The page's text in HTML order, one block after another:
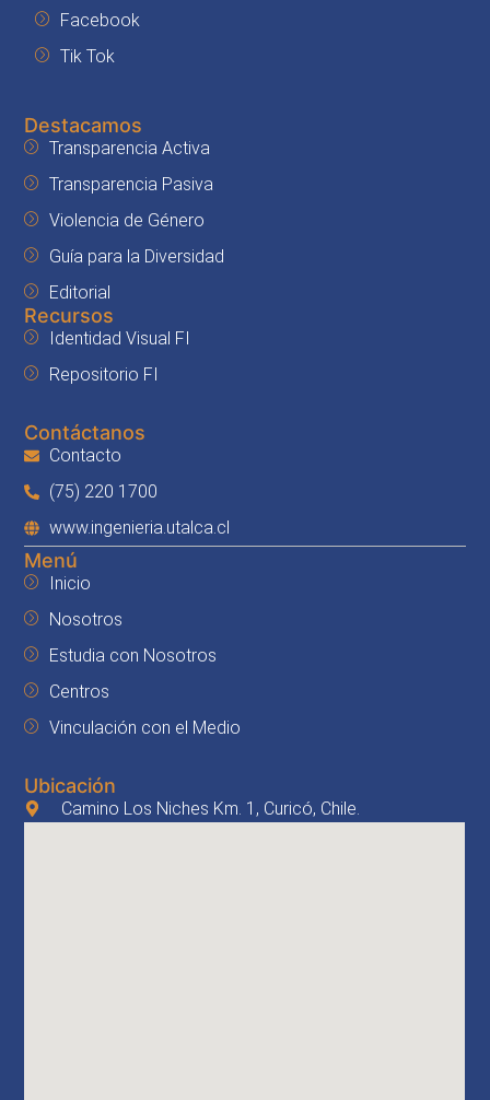
Facebook
Tik Tok
Destacamos
Transparencia Activa
Transparencia Pasiva
Violencia de Género
Guía para la Diversidad
Editorial
Recursos
Identidad Visual FI
Repositorio FI
Contáctanos
Contacto
(75) 220 1700
www.ingenieria.utalca.cl
Menú
Inicio
Nosotros
Estudia con Nosotros
Centros
Vinculación con el Medio
Ubicación
Camino Los Niches Km. 1, Curicó, Chile.